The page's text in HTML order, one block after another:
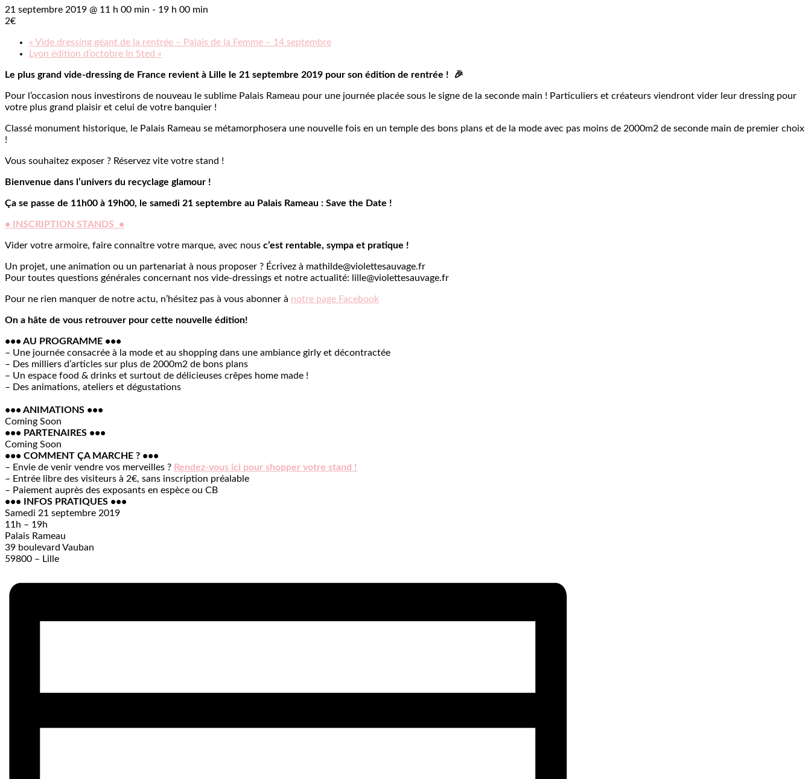
21 septembre 2019 @ 11 h 00 min - 19 h 00 min
2€
« Vide dressing géant de la rentrée – Palais de la Femme – 14 septembre
Lyon édition d’octobre In Sted »
Le plus grand vide-dressing de France revient à Lille le 21 septembre 2019 pour son édition de rentrée ! 🎉
Pour l’occasion nous investirons de nouveau le sublime Palais Rameau pour une journée placée sous le signe de la seconde main ! Particuliers et créateurs viendront vider leur dressing pour
votre plus grand plaisir et celui de votre banquier !
Classé monument historique, le Palais Rameau se métamorphosera une nouvelle fois en un temple des bons plans et de la mode avec pas moins de 2000m2 de seconde main de premier choix
!
Vous souhaitez exposer ? Réservez vite votre stand !
Bienvenue dans l’univers du recyclage glamour !
Ça se passe de 11h00 à 19h00, l e samedi 21 septembre au Palais Rameau : Save the Date !
• INSCRIPTION STANDS •
Vider votre armoire, faire connaître votre marque, avec nous c’est rentable, sympa et pratique !
Un projet, une animation ou un partenariat à nous proposer ? Écrivez à mathilde@violettesauvage.fr
Pour toutes questions générales concernant nos vide-dressings et notre actualité:
lille@violettesauvage.fr
Pour ne rien manquer de notre actu, n’hésitez pas à vous abonner à notre page Facebook
On a hâte de vous retrouver pour cette nouvelle édition!
••• AU PROGRAMME •••
– Une journée consacrée à la mode et au shopping dans une ambiance girly et décontractée
– Des milliers d’articles sur plus de 2000m2 de bons plans
– Un espace food & drinks et surtout de délicieuses crêpes home made !
– Des animations, ateliers et dégustations
••• ANIMATIONS •••
Coming Soon
••• PARTENAIRES •••
Coming Soon
••• COMMENT ÇA MARCHE ? •••
– Envie de venir vendre vos merveilles ? Rendez-vous ici pour shopper votre stand !
– Entrée libre des visiteurs à 2€, sans inscription préalable
– Paiement auprès des exposants en espèce ou CB
••• INFOS PRATIQUES •••
Samedi 21 septembre 2019
11h – 19h
Palais Rameau
39 boulevard Vauban
59800 – Lille